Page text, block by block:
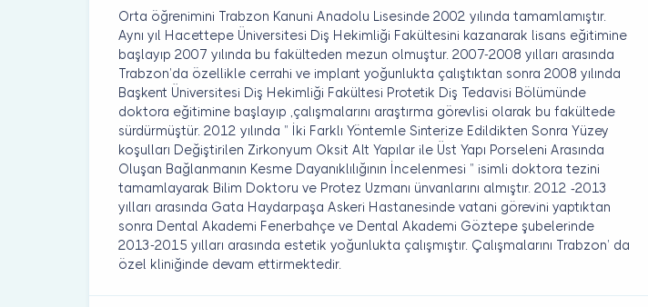
Orta öğrenimini Trabzon Kanuni Anadolu Lisesinde 2002 yılında tamamlamıştır.
Aynı yıl Hacettepe Üniversitesi Diş Hekimliği Fakültesini kazanarak lisans eğitimine
başlayıp 2007 yılında bu fakülteden mezun olmuştur. 2007-2008 yılları arasında
Trabzon’da özellikle cerrahi ve implant yoğunlukta çalıştıktan sonra 2008 yılında
Başkent Üniversitesi Diş Hekimliği Fakültesi Protetik Diş Tedavisi Bölümünde
doktora eğitimine başlayıp ,çalışmalarını araştırma görevlisi olarak bu fakültede
sürdürmüştür. 2012 yılında ” İki Farklı Yöntemle Sinterize Edildikten Sonra Yüzey
koşulları Değiştirilen Zirkonyum Oksit Alt Yapılar ile Üst Yapı Porseleni Arasında
Oluşan Bağlanmanın Kesme Dayanıklılığının İncelenmesi ” isimli doktora tezini
tamamlayarak Bilim Doktoru ve Protez Uzmanı ünvanlarını almıştır. 2012 -2013
yılları arasında Gata Haydarpaşa Askeri Hastanesinde vatani görevini yaptıktan
sonra Dental Akademi Fenerbahçe ve Dental Akademi Göztepe şubelerinde
2013-2015 yılları arasında estetik yoğunlukta çalışmıştır. Çalışmalarını Trabzon’ da
özel kliniğinde devam ettirmektedir.